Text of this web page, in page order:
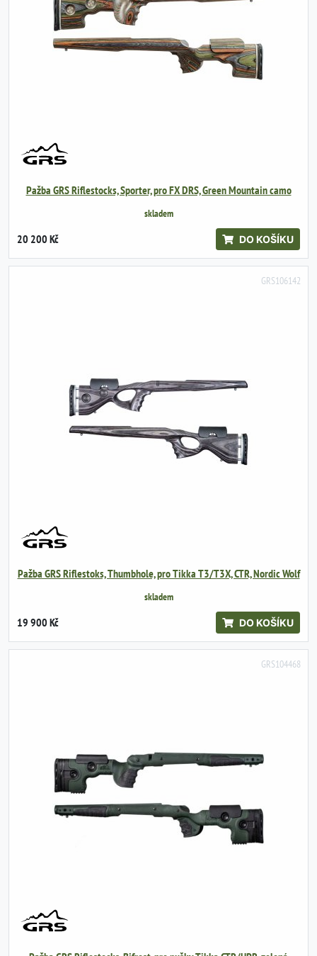
Pažba GRS Riflestocks, Sporter, pro FX DRS, Green Mountain camo
skladem
20 200 Kč DO KOŠÍKU
GRS106142
Pažba GRS Riflestoks, Thumbhole, pro Tikka T3/T3X, CTR, Nordic Wolf
skladem
19 900 Kč DO KOŠÍKU
GRS104468